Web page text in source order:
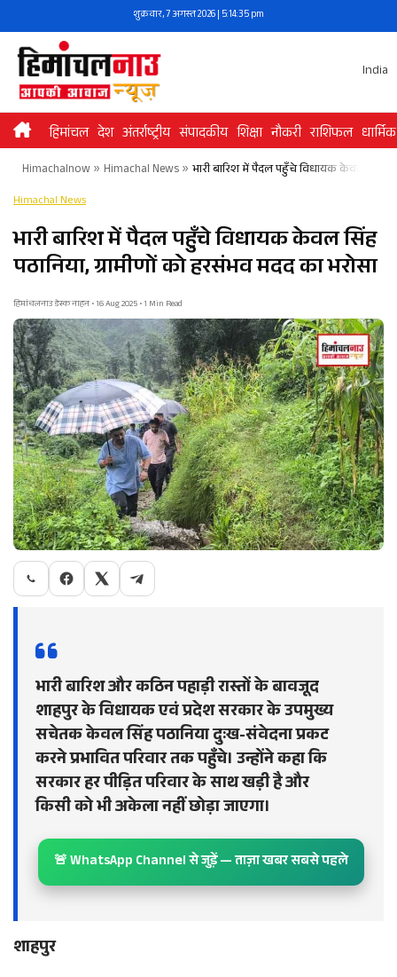
to
content
शुक्रवार, 7 अगस्त 2026 | 5:14:35 pm
India
हिमांचल देश अंतर्राष्ट्रीय संपादकीय शिक्षा नौकरी राशिफल धार्मिक
Himachalnow» Himachal News» भारी बारिश में पैदल पहुँचे विधायक केवल सिंह
Himachal News
भारी बारिश में पैदल पहुँचे विधायक केवल सिंह
पठानिया, ग्रामीणों को हरसंभव मदद का भरोसा
हिमांचलनाउ डेस्क नाहन • 16 Aug 2025 • 1 Min Read
भारी बारिश और कठिन पहाड़ी रास्तों के बावजूद
शाहपुर के विधायक एवं प्रदेश सरकार के उपमुख्य
सचेतक केवल सिंह पठानिया दुःख-संवेदना प्रकट
करने प्रभावित परिवार तक पहुँचे। उन्होंने कहा कि
सरकार हर पीड़ित परिवार के साथ खड़ी है और
किसी को भी अकेला नहीं छोड़ा जाएगा।
🚨 WhatsApp Channel से जुड़ें — ताज़ा खबर सबसे पहले
शाहपुर